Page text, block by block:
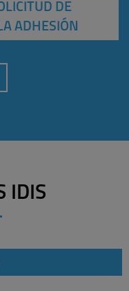
DE
ADHESIÓN
IDIS